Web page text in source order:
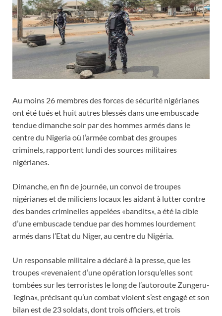
Au moins 26 membres des forces de sécurité nigérianes
ont été tués et huit autres blessés dans une embuscade
tendue dimanche soir par des hommes armés dans le
centre du Nigeria où l’armée combat des groupes
criminels, rapportent lundi des sources militaires
nigérianes.
Dimanche, en fin de journée, un convoi de troupes
nigérianes et de miliciens locaux les aidant à lutter contre
des bandes criminelles appelées «bandits», a été la cible
d’une embuscade tendue par des hommes lourdement
armés dans l’Etat du Niger, au centre du Nigéria.
Un responsable militaire a déclaré à la presse, que les
troupes «revenaient d’une opération lorsqu’elles sont
tombées sur les terroristes le long de l’autoroute Zungeru-
Tegina», précisant qu’un combat violent s’est engagé et son
bilan est de 23 soldats, dont trois officiers, et trois